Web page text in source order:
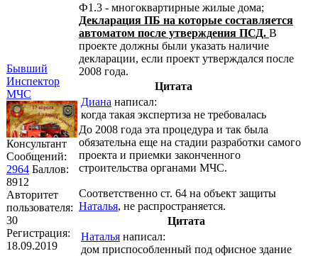
Бывший
Инспектор
МЧС
Консультант
Сообщений:
2964 Баллов:
8912
Авторитет
пользователя:
30
Регистрация:
18.09.2019
Ф1.3 - многоквартирные жилые дома;
Декларация ПБ на которые составляется
автоматом после утверждения ПСД. В
проекте должны были указать наличие
декларации, если проект утверждался после
2008 года.
Цитата
Диана написал:
когда такая экспертиза не требовалась
До 2008 года эта процедура и так была
обязательна еще на стадии разработки самого
проекта и приемки законченного
строительства органами МЧС.
Соответственно ст. 64 на объект защиты
Наталья, не распространяется.
Цитата
Наталья написал:
дом приспособленный под офисное здание